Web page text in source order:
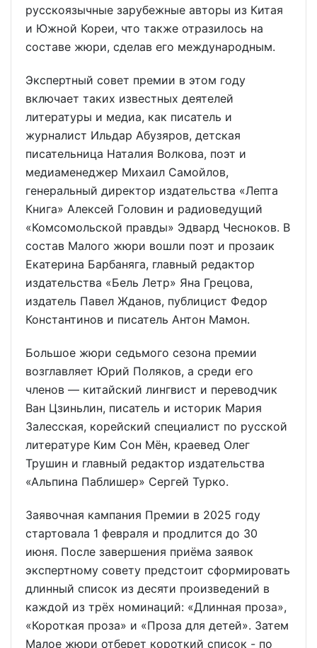
русскоязычные зарубежные авторы из Китая
и Южной Кореи, что также отразилось на
составе жюри, сделав его международным.
Экспертный совет премии в этом году
включает таких известных деятелей
литературы и медиа, как писатель и
журналист Ильдар Абузяров, детская
писательница Наталия Волкова, поэт и
медиаменеджер Михаил Самойлов,
генеральный директор издательства «Лепта
Книга» Алексей Головин и радиоведущий
«Комсомольской правды» Эдвард Чесноков. В
состав Малого жюри вошли поэт и прозаик
Екатерина Барбаняга, главный редактор
издательства «Бель Летр» Яна Грецова,
издатель Павел Жданов, публицист Федор
Константинов и писатель Антон Мамон.
Большое жюри седьмого сезона премии
возглавляет Юрий Поляков, а среди его
членов — китайский лингвист и переводчик
Ван Цзиньлин, писатель и историк Мария
Залесская, корейский специалист по русской
литературе Ким Сон Мён, краевед Олег
Трушин и главный редактор издательства
«Альпина Паблишер» Сергей Турко.
Заявочная кампания Премии в 2025 году
стартовала 1 февраля и продлится до 30
июня. После завершения приёма заявок
экспертному совету предстоит сформировать
длинный список из десяти произведений в
каждой из трёх номинаций: «Длинная проза»,
«Короткая проза» и «Проза для детей». Затем
Малое жюри отберет короткий список - по